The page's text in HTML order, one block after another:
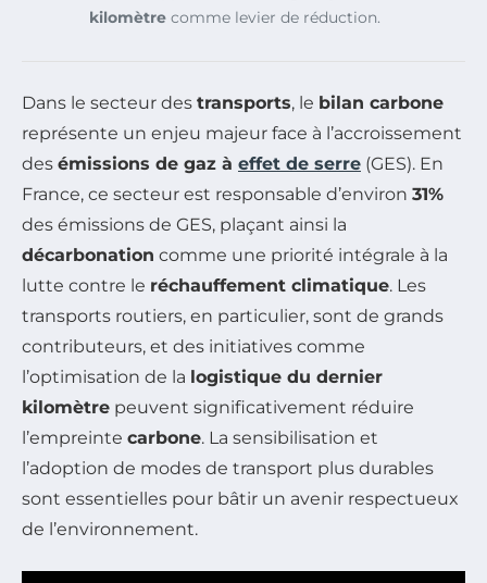
kilomètre comme levier de réduction.
Dans le secteur des transports, le bilan carbone
représente un enjeu majeur face à l’accroissement
des émissions de gaz à effet de serre (GES). En
France, ce secteur est responsable d’environ 31%
des émissions de GES, plaçant ainsi la
décarbonation comme une priorité intégrale à la
lutte contre le réchauffement climatique. Les
transports routiers, en particulier, sont de grands
contributeurs, et des initiatives comme
l’optimisation de la logistique du dernier
kilomètre peuvent significativement réduire
l’empreinte carbone. La sensibilisation et
l’adoption de modes de transport plus durables
sont essentielles pour bâtir un avenir respectueux
de l’environnement.